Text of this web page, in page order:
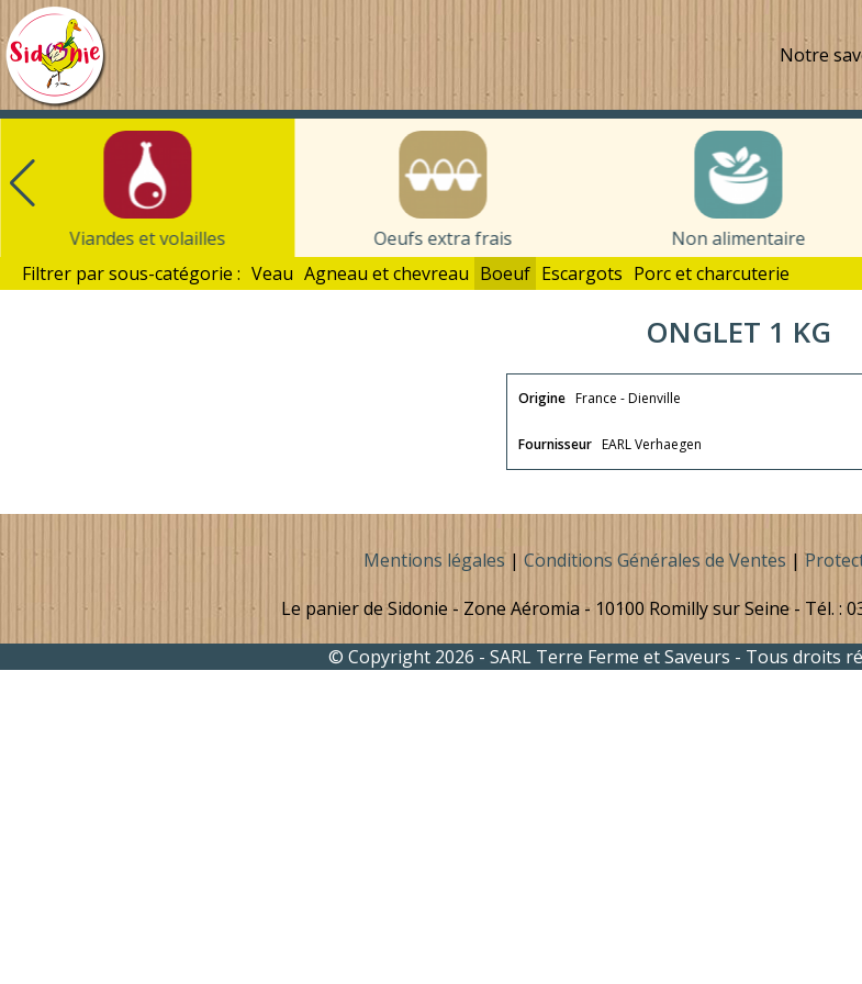
Panier
Sidonie
Notre
Viandes et volailles Oeufs extra frais Non alimentaire
Filtrer par sous-catégorie : Veau Agneau et chevreau Boeuf Escargots Porc et charcuterie
ONGLET 1 KG
Origine France - Dienville
Fournisseur EARL Verhaegen
Mentions légales| Conditions Générales de Ventes |
Le panier de Sidonie - Zone Aéromia - 10100 Romilly sur Seine - Tél. :
© Copyright 2026 - SARL Terre Ferme et Saveurs - Tous droits